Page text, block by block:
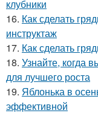
клубники
16. Как сделать
инструктаж
17. Как сделать
18. Узнайте, когда
для лучшего роста
19. Яблонька в
эффективной